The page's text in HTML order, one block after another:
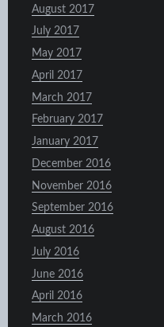
August 2017
July 2017
May 2017
April 2017
March 2017
February 2017
January 2017
December 2016
November 2016
September 2016
August 2016
July 2016
June 2016
April 2016
March 2016